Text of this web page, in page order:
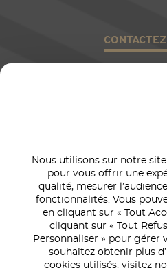
Mentions
légales
|
Gestion
de
cookies
|
Politique
Nous utilisons sur notre
pour vous offrir une
qualité, mesurer
fonctionnalités. Vous
en cliquant sur « Tout
cliquant sur « Tout
Personnaliser » pour gérer
souhaitez obtenir plus
cookies utilisés, visitez